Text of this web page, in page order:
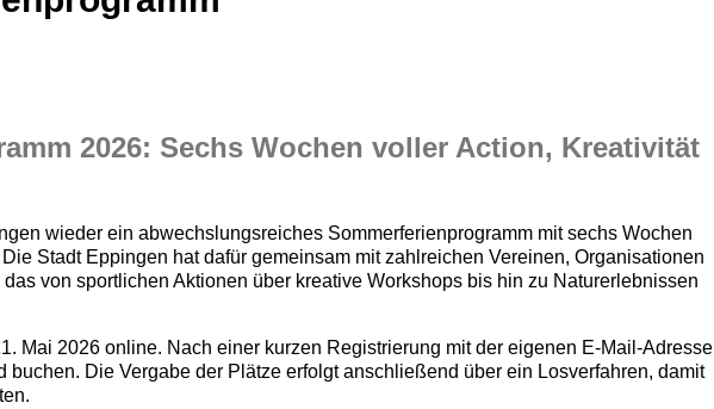
2026: Sechs Wochen voller Action, Kreativität
wieder ein abwechslungsreiches Sommerferienprogramm mit sechs Wochen
Stadt Eppingen hat dafür gemeinsam mit zahlreichen Vereinen, Organisationen
von sportlichen Aktionen über kreative Workshops bis hin zu Naturerlebnissen
Mai 2026 online. Nach einer kurzen Registrierung mit der eigenen E-Mail-Adresse
Die Vergabe der Plätze erfolgt anschließend über ein Losverfahren, damit